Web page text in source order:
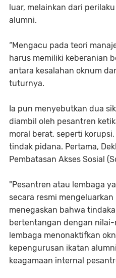
luar, melainkan dari
alumni.
“Mengacu pada teori
harus memiliki keberanian
antara kesalahan oknum
tuturnya.
Ia pun menyebutkan dua
diambil oleh pesantren
moral berat, seperti
tindak pidana. Pertama,
Pembatasan Akses Sosial
"Pesantren atau lembaga
secara resmi
menegaskan bahwa
bertentangan dengan
lembaga menonaktifkan
kepengurusan ikatan
keagamaan internal